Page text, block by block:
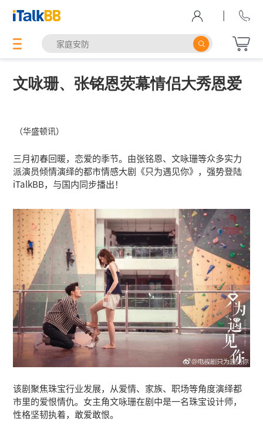
|
文咏珊、张铭恩荧幕情侣大秀恩爱
（华盛顿讯）
三月初春回暖，恋爱的季节。由张铭恩、文咏珊等众多实力
派演员倾情演绎的都市情感大剧《只为遇见你》，强势登陆
iTalkBB，与国内同步播出！
该剧聚焦珠宝行业发展，从爱情、家族、职场等角度演绎都
市里的爱恨情仇。女主角文咏珊在剧中是一名珠宝设计师，
性格坚韧执着，敢爱敢恨。